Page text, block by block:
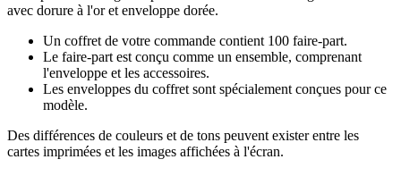
avec dorure à l'or et enveloppe dorée.
Un coffret de votre commande contient 100 faire-part.
Le faire-part est conçu comme un ensemble, comprenant
l'enveloppe et les accessoires.
Les enveloppes du coffret sont spécialement conçues pour ce
modèle.
Des différences de couleurs et de tons peuvent exister entre les
cartes imprimées et les images affichées à l'écran.